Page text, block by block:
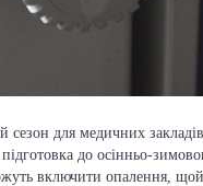
для медичних
до осінньо-
включити опалення,